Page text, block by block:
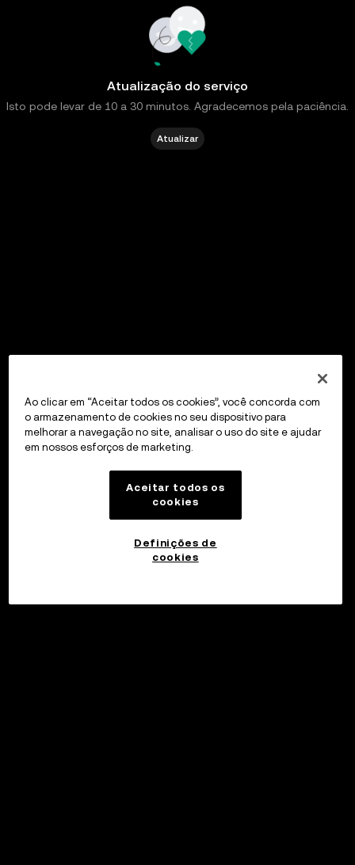
Atualização do serviço
Isto pode levar de 10 a 30 minutos. Agradecemos pela paciência.
Atualizar
Ao clicar em “Aceitar todos os cookies”, você concorda com
o armazenamento de cookies no seu dispositivo para
melhorar a navegação no site, analisar o uso do site e ajudar
em nossos esforços de marketing.
Aceitar todos os
cookies
Definições de
cookies